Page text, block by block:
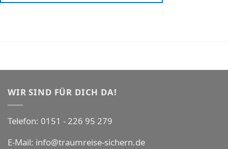
WIR SIND FÜR DICH DA!
Telefon: 0151 - 226 95 279
E-Mail: info@traumreise-sichern.de